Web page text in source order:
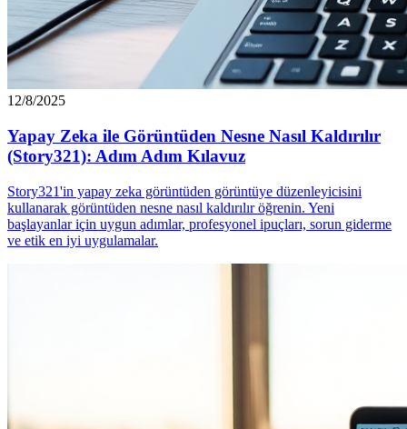
12/8/2025
Yapay Zeka ile Görüntüden Nesne Nasıl Kaldırılır
(Story321): Adım Adım Kılavuz
Story321'in yapay zeka görüntüden görüntüye düzenleyicisini
kullanarak görüntüden nesne nasıl kaldırılır öğrenin. Yeni
başlayanlar için uygun adımlar, profesyonel ipuçları, sorun giderme
ve etik en iyi uygulamalar.